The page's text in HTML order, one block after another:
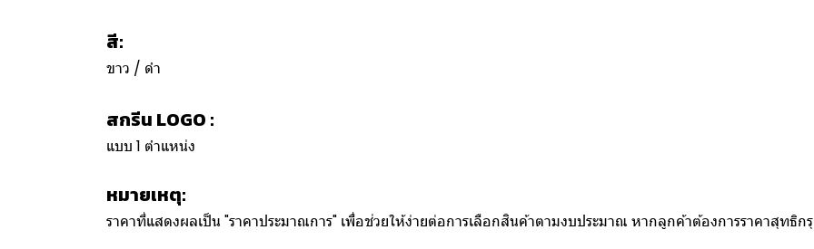
สี:
ขาว / ดำ
สกรีน LOGO :
แบบ 1 ตำแหน่ง
หมายเหตุ:
ราคาที่แสดงผลเป็น "ราคาประมาณการ" เพื่อช่วยให้ง่ายต่อการเลือกสินค้าตามงบประมาณ หากลูกค้าต้องการราคาสุทธิ